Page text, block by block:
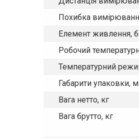
Похибка
Елемент живлення,
Робочий
Температурний
Габарити упаковки,
Вага нетто, кг
Вага брутто, кг